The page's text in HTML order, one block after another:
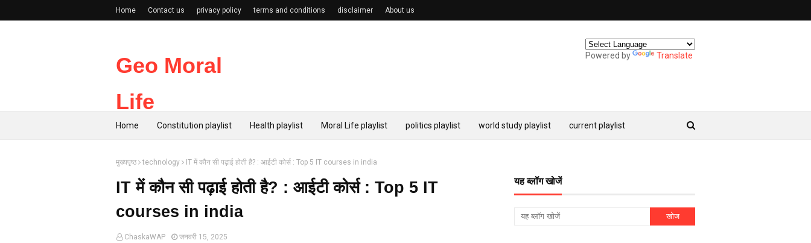
Home Contact us privacy policy terms and conditions disclaimer About us
Geo Moral
Life
Powered by Translate
Home Constitution playlist Health playlist Moral Life playlist politics playlist world study playlist current playlist
मुख्यपृष्ठ technology IT में कौन सी पढ़ाई होती है? : आईटी कोर्स : Top 5 IT courses in india
IT में कौन सी पढ़ाई होती है? : आईटी कोर्स : Top 5 IT
courses in india
ChaskaWAP जनवरी 15, 2025
यह ब्लॉग खोजें